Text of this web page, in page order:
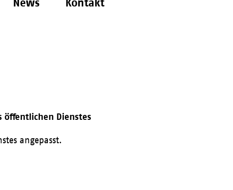
News Kontakt
öffentlichen Dienstes
angepasst.